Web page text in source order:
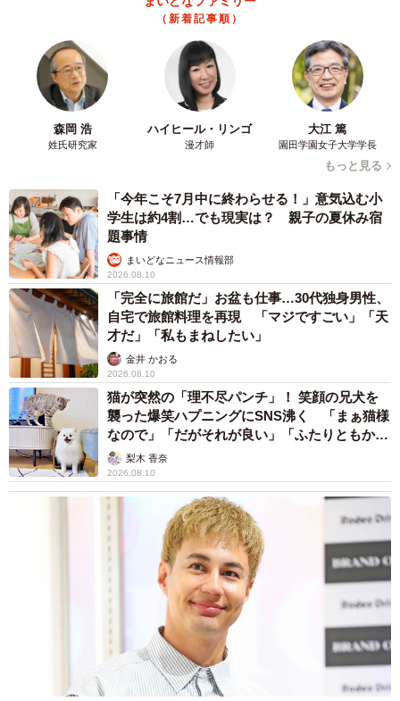
（新着記事順）
森岡 浩
姓氏研究家
ハイヒール・リンゴ
漫才師
大江 篤
園田学園女子大学学長
もっと見る
「今年こそ7月中に終わらせる！」意気込む小
学生は約4割…でも現実は？ 親子の夏休み宿
題事情
まいどなニュース情報部
2026.08.10
「完全に旅館だ」お盆も仕事…30代独身男性、
自宅で旅館料理を再現 「マジですごい」「天
才だ」「私もまねしたい」
金井 かおる
2026.08.10
猫が突然の「理不尽パンチ」！ 笑顔の兄犬を
襲った爆笑ハプニングにSNS沸く 「まぁ猫様
なので」「だがそれが良い」「ふたりともかわ
いいね」
梨木 香奈
2026.08.10